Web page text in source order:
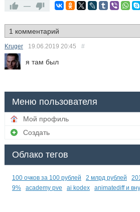
—
Kruger 19.06.2019 20:45 #
я там был
Меню пользователя
Мой профиль
Создать
Облако тегов
100 очков за 100 рублей 2 млрд рублей
9%
academy pve ai kodex animatediff и